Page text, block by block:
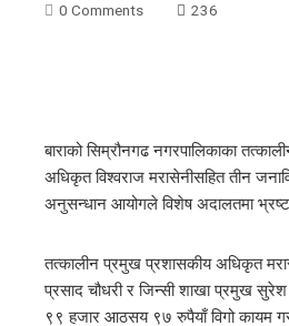
0 Comments
236
बाराको सिम्रौनगढ नगरपालिकाका
अधिकृत विश्वराज मरासेनीसहित तीन
अनुसन्धान आयोगले विशेष अदालतमा
तत्कालीन प्रमुख प्रशासकीय अधिकृत
प्रसाद चौधरी र जिन्सी शाखा प्रमुख
९९ हजार आठसय ९७ रुपैयाँ विगो कायम गरी